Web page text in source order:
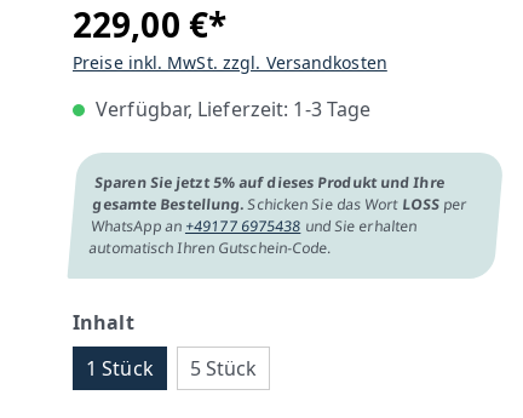
229,00 €*
Preise inkl. MwSt. zzgl. Versandkosten
Verfügbar, Lieferzeit: 1-3 Tage
Sparen Sie jetzt 5% auf dieses Produkt und Ihre
gesamte Bestellung.Schicken Sie das Wort LOSSper
WhatsApp an+49177 6975438 und Sie erhalten
automatisch Ihren Gutschein-Code.
Inhalt
1 Stück
5 Stück